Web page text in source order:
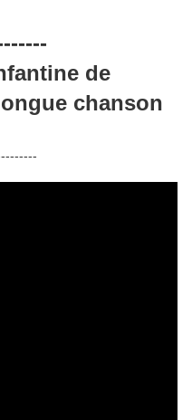
de
chanson